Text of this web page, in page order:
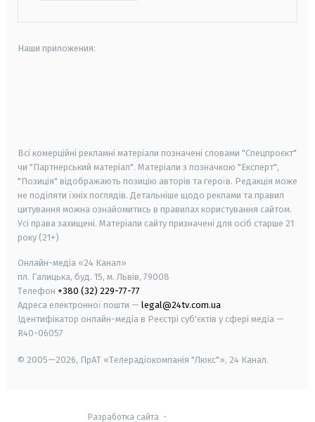
Наши приложения:
Всі комерційні рекламні матеріали позначені словами "Спецпроєкт"
чи "Партнерський матеріал". Матеріали з позначкою "Експерт",
"Позиція" відображають позицію авторів та героїв. Редакція може
не поділяти їхніх поглядів. Детальніше щодо реклами та правил
цитування можна ознайомитись в правилах користування сайтом.
Усі права захищені. Матеріали сайту призначені для осіб старше 21
року (21+)
Онлайн-медіа «24 Канал»
пл. Галицька, буд. 15, м. Львів, 79008
Телефон +380 (32) 229-77-77
Адреса електронної пошти — legal@24tv.com.ua
Ідентифікатор онлайн-медіа в Реєстрі суб'єктів у сфері медіа —
R40-06057
© 2005—2026, ПрАТ «Телерадіокомпанія "Люкс"», 24 Канал.
Разработка сайта -